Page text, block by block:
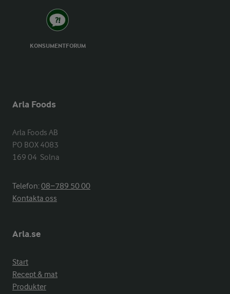
KONSUMENTFORUM
Arla Foods
Arla Foods AB
PO BOX 4083
169 04  Solna
Telefon:08−789 50 00
Kontakta oss
Arla.se
Start
Recept & mat
Produkter